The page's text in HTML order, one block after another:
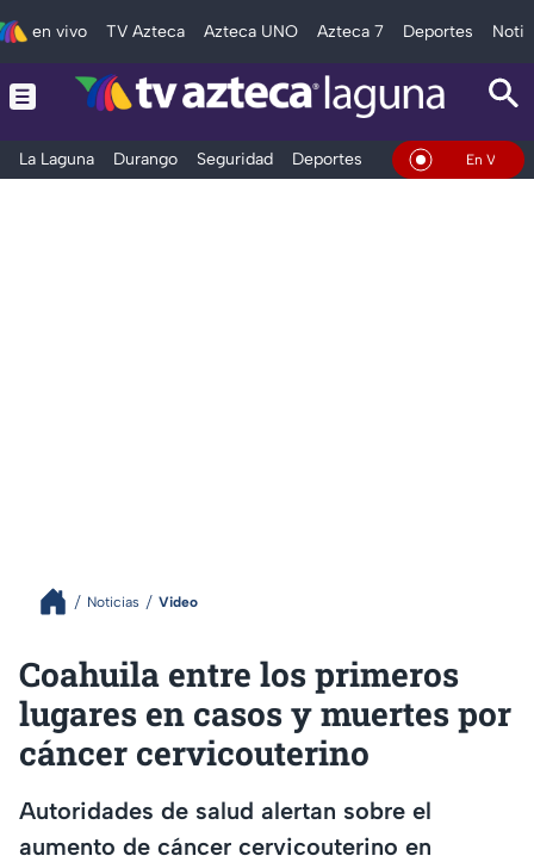
en vivo TV Azteca Azteca UNO Azteca 7 Deportes
La Laguna Durango Seguridad Deportes Entretenimiento
En Vivo
Noticias Video
Coahuila entre los primeros
lugares en casos y muertes por
cáncer cervicouterino
Autoridades de salud alertan sobre el
aumento de cáncer cervicouterino en